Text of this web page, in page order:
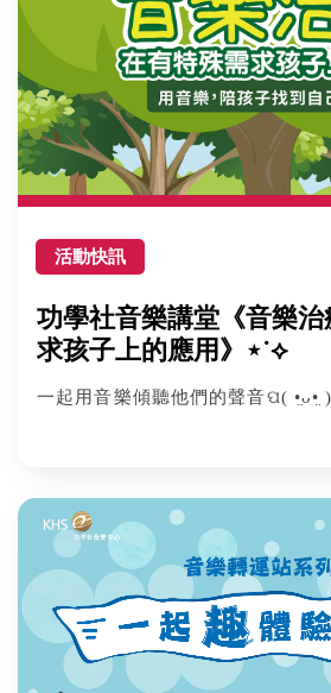
活動快訊
功學社音樂講堂《音樂
求孩子上的應用》⋆˙⟡
一起用音樂傾聽他們的聲音ପ( •̤ᴗ•̤